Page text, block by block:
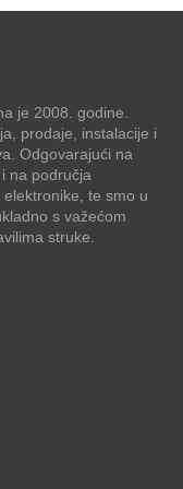
je 2008. godine.
prodaje, instalacije i
Odgovarajući na
na područja
te smo u
s važećom
struke.